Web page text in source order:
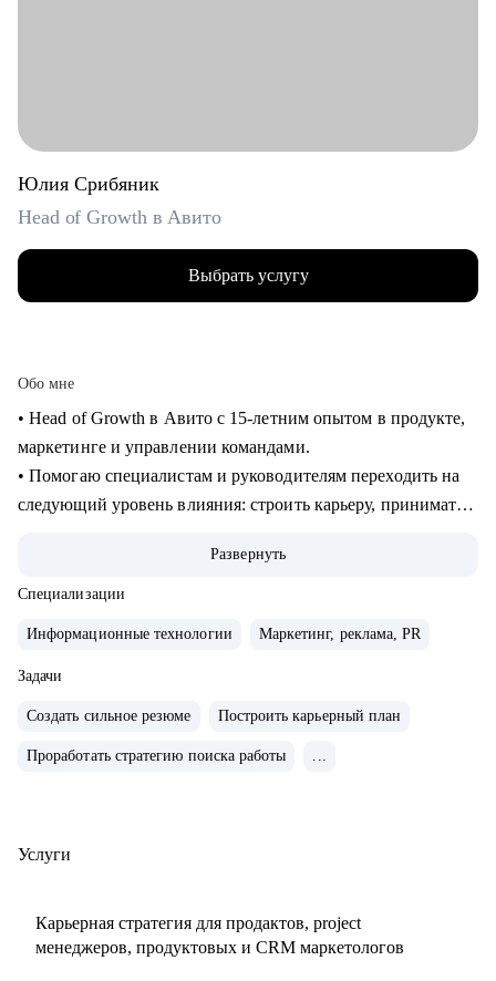
Юлия Срибяник
Head of Growth в Авито
Выбрать услугу
Обо мне
• Head of Growth в Авито с 15-летним опытом в продукте,
маркетинге и управлении командами.
• Помогаю специалистам и руководителям переходить на
следующий уровень влияния: строить карьеру, принимать
• За плечами — Авито, МегаФон, Сбер, Открытие, десятки
и публичные выступления о лидерстве и управлении.
• Ментор Авито и Women in Tech Russia.
• Сформулировать карьерную цель и разработать стратегию
нужные компании
к ревью
Развернуть
Специализации
Информационные технологии Маркетинг, реклама, PR
Задачи
Создать сильное резюме Построить карьерный план
Проработать стратегию поиска работы ...
Услуги
Карьерная стратегия для продактов, project
менеджеров, продуктовых и CRM маркетологов